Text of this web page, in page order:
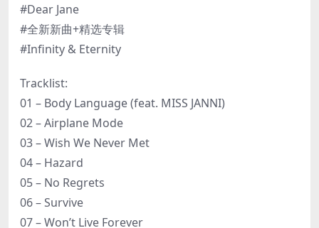
#Dear Jane
#全新新曲+精选专辑
#Infinity & Eternity
Tracklist:
01 – Body Language (feat. MISS JANNI)
02 – Airplane Mode
03 – Wish We Never Met
04 – Hazard
05 – No Regrets
06 – Survive
07 – Won’t Live Forever